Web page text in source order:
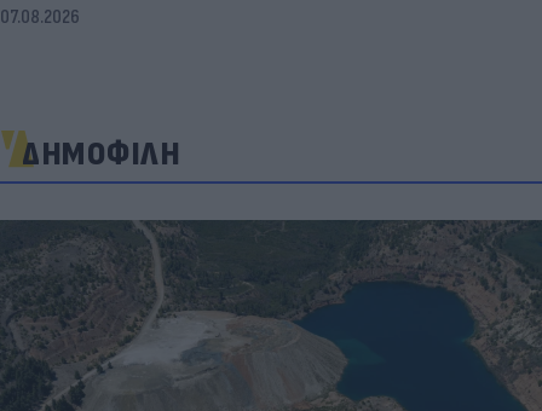
07.08.2026
ΔΗΜΟΦΙΛΗ